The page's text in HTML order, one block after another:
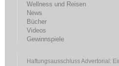
Wellness und Reisen
News
Bücher
Videos
Gewinnspiele
Haftungsausschluss Advertorial: